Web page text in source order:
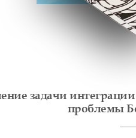
задачи
проблемы